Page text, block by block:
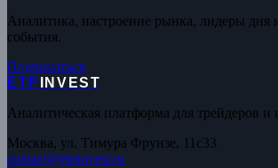
Аналитика, настроение рынка, лидеры дня
события.
Подписаться
ETP
INVEST
Аналитическая платформа для трейдеров и
Москва, ул. Тимура Фрунзе, 11с33
contact@etpinvest.ru